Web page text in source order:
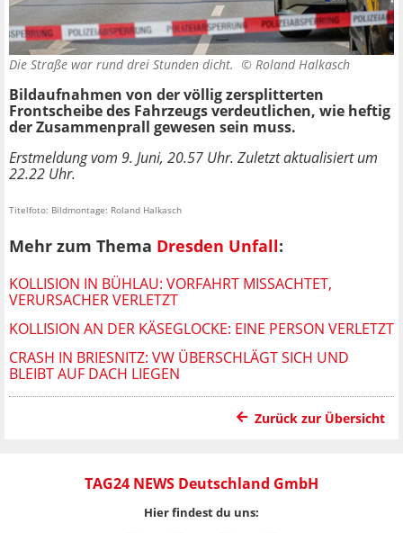
Die Straße war rund drei Stunden dicht. © Roland Halkasch
Bildaufnahmen von der völlig zersplitterten
Frontscheibe des Fahrzeugs verdeutlichen, wie heftig
der Zusammenprall gewesen sein muss.
Erstmeldung vom 9. Juni, 20.57 Uhr. Zuletzt aktualisiert um
22.22 Uhr.
Titelfoto: Bildmontage: Roland Halkasch
Mehr zum Thema Dresden Unfall:
KOLLISION IN BÜHLAU: VORFAHRT MISSACHTET,
VERURSACHER VERLETZT
KOLLISION AN DER KÄSEGLOCKE: EINE PERSON VERLETZT
CRASH IN BRIESNITZ: VW ÜBERSCHLÄGT SICH UND
BLEIBT AUF DACH LIEGEN
Zurück zur Übersicht
TAG24 NEWS Deutschland GmbH
Hier findest du uns: